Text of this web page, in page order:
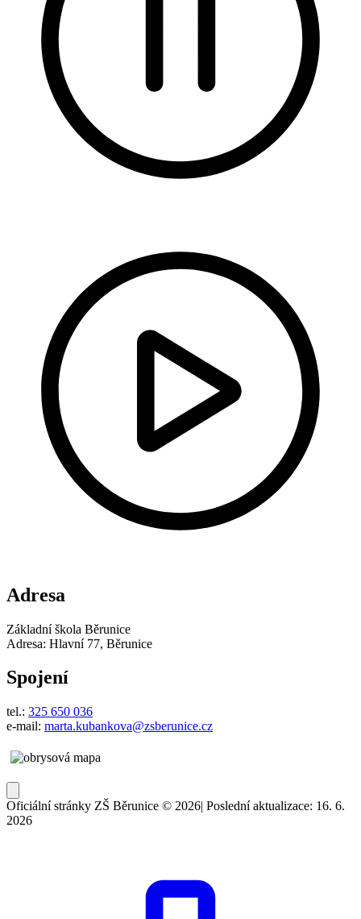
Adresa
Základní škola Běrunice
Adresa: Hlavní 77, Běrunice
Spojení
tel.: 325 650 036
e-mail: marta.kubankova@zsberunice.cz
Oficiální stránky ZŠ Běrunice © 2026| Poslední aktualizace: 16. 6.
2026